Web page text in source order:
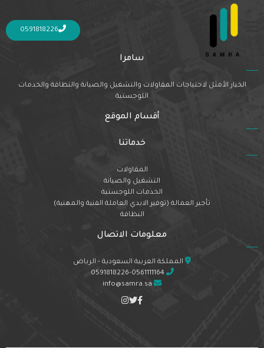
0591818226
Nothing Found
It seems we can’t find what you’re looking for. Perhaps searching can help.
سامرا
الخيار الأمثل لاحتياجات المقاولات والتشغيل والصيانة والنظافة والخدمات
اللوجستية
أقسام الموقع
خدماتنا
المقاولات
التشغيل والصيانة
الخدمات اللوجستية
تأجير العمالة (توفير الايدي العاملة الفنية والمهنية)
النظافة
معلومات الاتصال
المملكة العربية السعودية - الرياض
0591818226-0561111164
info@samra.sa